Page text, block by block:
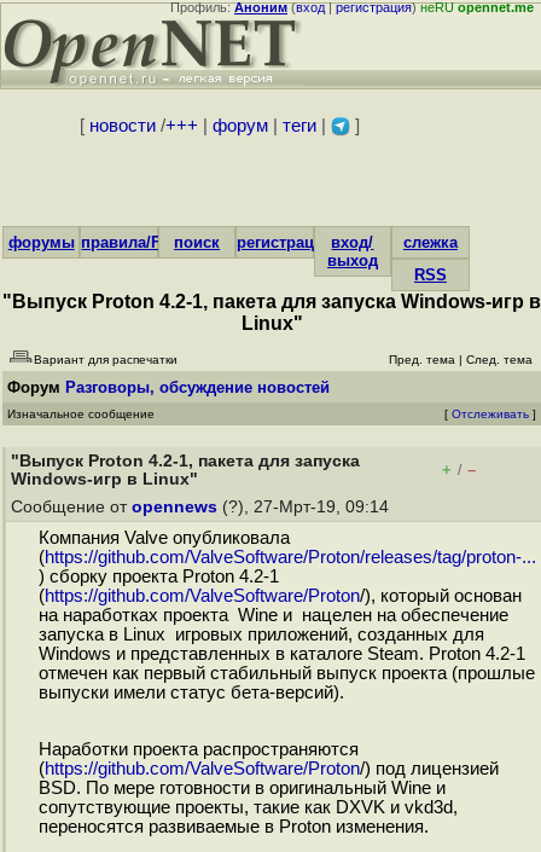
Профиль:Аноним(вход|регистрация)неRUopennet.me
[ новости/+++ форум| теги| ]
форумы правила/FAQпоиск регистрациявход/
выход
слежка
RSS
"Выпуск Proton 4.2-1, пакета для запуска Windows-игр в
Linux"
Вариант для распечатки Пред. тема | След. тема
Форум Разговоры, обсуждение новостей
Изначальное сообщение [ Отслеживать ]
"Выпуск Proton 4.2-1, пакета для запуска
Windows-игр в Linux"
+ / –
Сообщение от opennews (?), 27-Мрт-19, 09:14
Компания Valve опубликовала
(https://github.com/ValveSoftware/Proton/releases/tag/proton-...
) сборку проекта Proton 4.2-1
(https://github.com/ValveSoftware/Proton/), который основан
на наработках проекта Wine и нацелен на обеспечение
запуска в Linux игровых приложений, созданных для
Windows и представленных в каталоге Steam. Proton 4.2-1
отмечен как первый стабильный выпуск проекта (прошлые
выпуски имели статус бета-версий).
Наработки проекта распространяются
(https://github.com/ValveSoftware/Proton/) под лицензией
BSD. По мере готовности в оригинальный Wine и
сопутствующие проекты, такие как DXVK и vkd3d,
переносятся развиваемые в Proton изменения.